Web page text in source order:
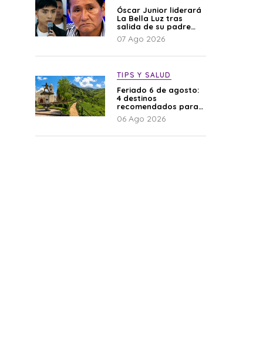
Óscar Junior liderará
La Bella Luz tras
salida de su padre
por polémica con
Naldy Saldaña
07 Ago 2026
TIPS Y SALUD
Feriado 6 de agosto:
4 destinos
recomendados para
disfrutar el descanso
06 Ago 2026